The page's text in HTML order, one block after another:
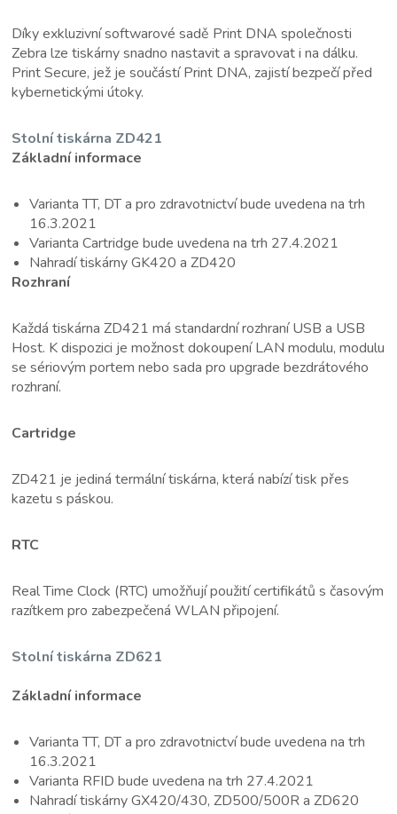
Díky exkluzivní softwarové sadě Print DNA společnosti
Zebra lze tiskárny snadno nastavit a spravovat i na dálku.
Print Secure, jež je součástí Print DNA, zajistí bezpečí před
kybernetickými útoky.
Stolní tiskárna ZD421
Základní informace
Varianta TT, DT a pro zdravotnictví bude uvedena na trh
16.3.2021
Varianta Cartridge bude uvedena na trh 27.4.2021
Nahradí tiskárny GK420 a ZD420
Rozhraní
Každá tiskárna ZD421 má standardní rozhraní USB a USB
Host. K dispozici je možnost dokoupení LAN modulu, modulu
se sériovým portem nebo sada pro upgrade bezdrátového
rozhraní.
Cartridge
ZD421 je jediná termální tiskárna, která nabízí tisk přes
kazetu s páskou.
RTC
Real Time Clock (RTC) umožňují použití certifikátů s časovým
razítkem pro zabezpečená WLAN připojení.
Stolní tiskárna ZD621
Základní informace
Varianta TT, DT a pro zdravotnictví bude uvedena na trh
16.3.2021
Varianta RFID bude uvedena na trh 27.4.2021
Nahradí tiskárny GX420/430, ZD500/500R a ZD620